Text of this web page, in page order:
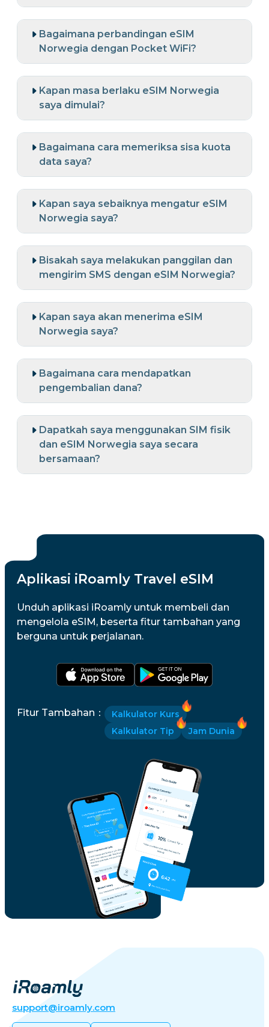
Bagaimana perbandingan eSIM
Norwegia dengan Pocket WiFi?
Kapan masa berlaku eSIM Norwegia
saya dimulai?
Bagaimana cara memeriksa sisa kuota
data saya?
Kapan saya sebaiknya mengatur eSIM
Norwegia saya?
Bisakah saya melakukan panggilan dan
mengirim SMS dengan eSIM Norwegia?
Kapan saya akan menerima eSIM
Norwegia saya?
Bagaimana cara mendapatkan
pengembalian dana?
Dapatkah saya menggunakan SIM fisik
dan eSIM Norwegia saya secara
bersamaan?
Aplikasi iRoamly Travel eSIM
Unduh aplikasi iRoamly untuk membeli dan
mengelola eSIM, beserta fitur tambahan yang
berguna untuk perjalanan.
Fitur Tambahan ：
Kalkulator Kurs
Kalkulator Tip
Jam Dunia
support@iroamly.com